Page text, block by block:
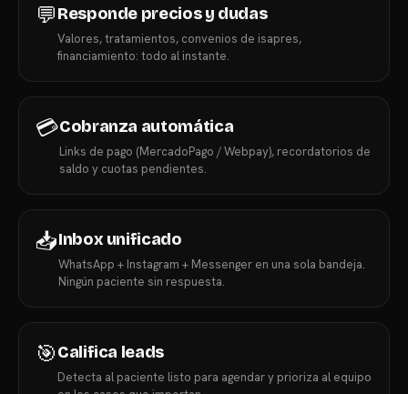
💬Responde precios y dudas
Valores, tratamientos, convenios de isapres,
financiamiento: todo al instante.
💳Cobranza automática
Links de pago (MercadoPago / Webpay), recordatorios de
saldo y cuotas pendientes.
📥Inbox unificado
WhatsApp + Instagram + Messenger en una sola bandeja.
Ningún paciente sin respuesta.
🎯Califica leads
Detecta al paciente listo para agendar y prioriza al equipo